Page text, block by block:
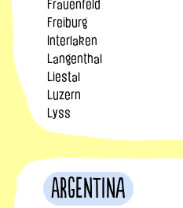
Frauenfeld
Freiburg
Interlaken
Langenthal
Liestal
Luzern
Lyss
Argentina